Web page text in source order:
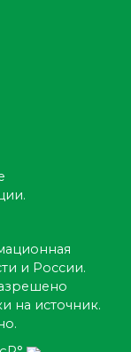
и России.
на источник.